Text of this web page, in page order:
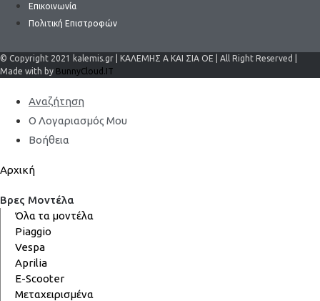
Επικοινωνία
Πολιτική Επιστροφών
© Copyright 2021 kalemis.gr | ΚΑΛΕΜΗΣ Α ΚΑΙ ΣΙΑ ΟΕ | All Right Reserved |
Made with by BunnyCloud.IT
Αναζήτηση
Ο Λογαριασμός Μου
Βοήθεια
Αρχική
Βρες Μοντέλα
Όλα τα μοντέλα
Piaggio
Vespa
Aprilia
E-Scooter
Μεταχειρισμένα